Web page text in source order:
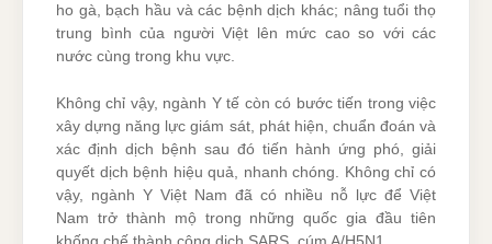
ho gà, bạch hầu và các bệnh dịch khác; nâng tuổi thọ
trung bình của người Việt lên mức cao so với các
nước cùng trong khu vực.
Không chỉ vậy, ngành Y tế còn có bước tiến trong việc
xây dựng năng lực giám sát, phát hiện, chuẩn đoán và
xác định dịch bệnh sau đó tiến hành ứng phó, giải
quyết dịch bệnh hiệu quả, nhanh chóng. Không chỉ có
vậy, ngành Y Việt Nam đã có nhiều nỗ lực để Việt
Nam trở thành mộ trong những quốc gia đầu tiên